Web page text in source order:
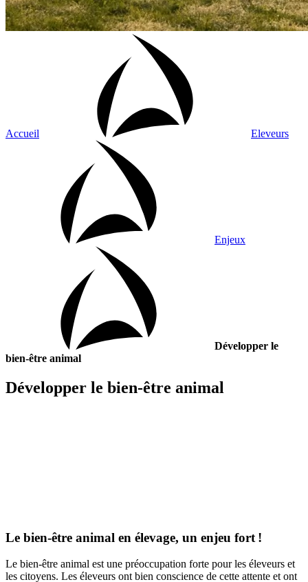
Accueil Eleveurs
Enjeux
Développer le
bien-être animal
Développer le bien-être animal
Le bien-être animal en élevage, un enjeu fort !
Le bien-être animal est une préoccupation forte pour les éleveurs et
les citoyens. Les éleveurs ont bien conscience de cette attente et ont